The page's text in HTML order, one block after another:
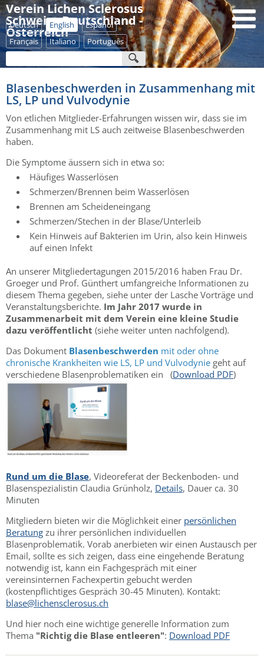
Verein Lichen Sclerosus
Schweiz - Deutschland -
Österreich
Deutsch English
Español
Français
Italiano Português
Blasenbeschwerden in Zusammenhang mit
LS, LP und Vulvodynie
Von etlichen Mitglieder-Erfahrungen wissen wir, dass sie im
Zusammenhang mit LS auch zeitweise Blasenbeschwerden
haben.
Die Symptome äussern sich in etwa so:
Häufiges Wasserlösen
Schmerzen/Brennen beim Wasserlösen
Brennen am Scheideneingang
Schmerzen/Stechen in der Blase/Unterleib
Kein Hinweis auf Bakterien im Urin, also kein Hinweis
auf einen Infekt
An unserer Mitgliedertagungen 2015/2016 haben Frau Dr.
Groeger und Prof. Günthert umfangreiche Informationen zu
diesem Thema gegeben, siehe unter der Lasche Vorträge und
Veranstaltungsberichte. Im Jahr 2017 wurde in
Zusammenarbeit mit dem Verein eine kleine Studie
dazu veröffentlicht (siehe weiter unten nachfolgend).
Das Dokument Blasenbeschwerden mit oder ohne
chronische Krankheiten wie LS, LP und Vulvodynie geht auf
verschiedene Blasenproblematiken ein (Download PDF)
Rund um die Blase, Videoreferat der Beckenboden- und
Blasenspezialistin Claudia Grünholz, Details, Dauer ca. 30
Minuten
Mitgliedern bieten wir die Möglichkeit einer persönlichen
Beratung zu ihrer persönlichen individuellen
Blasenproblematik. Vorab anerbieten wir einen Austausch per
Email, sollte es sich zeigen, dass eine eingehende Beratung
notwendig ist, kann ein Fachgespräch mit einer
vereinsinternen Fachexpertin gebucht werden
(kostenpflichtiges Gespräch 30-45 Minuten). Kontakt:
blase@lichensclerosus.ch
Und hier noch eine wichtige generelle Information zum
Thema "Richtig die Blase entleeren": Download PDF